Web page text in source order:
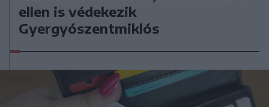
ellen is védekezik
Gyergyószentmiklós